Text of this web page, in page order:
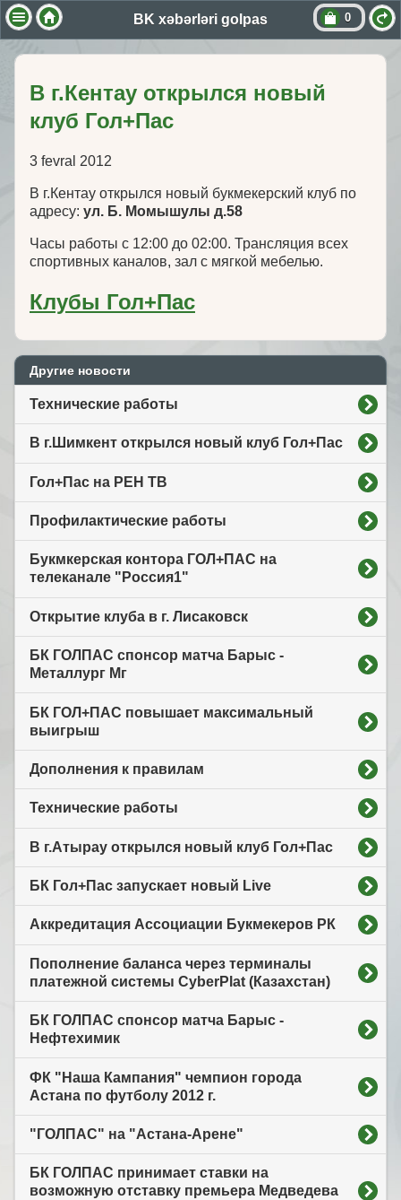
BK xəbərləri golpas 0
В г.Кентау открылся новый
клуб Гол+Пас
3 fevral 2012
В г.Кентау открылся новый букмекерский клуб по
адресу: ул. Б. Момышулы д.58
Часы работы с 12:00 до 02:00. Трансляция всех
спортивных каналов, зал с мягкой мебелью.
Клубы Гол+Пас
Другие новости
Технические работы
В г.Шимкент открылся новый клуб Гол+Пас
Гол+Пас на РЕН ТВ
Профилактические работы
Букмкерская контора ГОЛ+ПАС на
телеканале "Россия1"
Открытие клуба в г. Лисаковск
БК ГОЛПАС спонсор матча Барыс -
Металлург Мг
БК ГОЛ+ПАС повышает максимальный
выигрыш
Дополнения к правилам
Технические работы
В г.Атырау открылся новый клуб Гол+Пас
БК Гол+Пас запускает новый Live
Аккредитация Ассоциации Букмекеров РК
Пополнение баланса через терминалы
платежной системы CyberPlat (Казахстан)
БК ГОЛПАС спонсор матча Барыс -
Нефтехимик
ФК "Наша Кампания" чемпион города
Астана по футболу 2012 г.
"ГОЛПАС" на "Астана-Арене"
БК ГОЛПАС принимает ставки на
возможную отставку премьера Медведева